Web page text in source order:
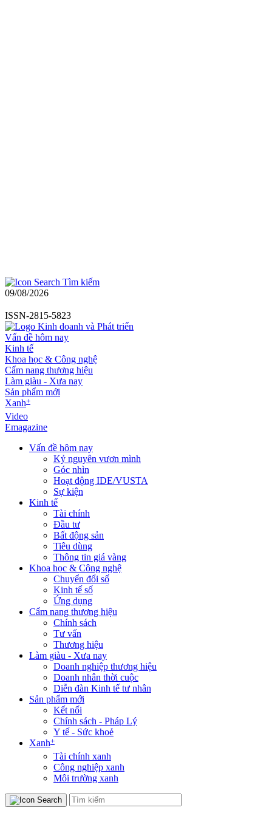
Tìm kiếm
09/08/2026
ISSN-2815-5823
Vấn đề hôm nay
Kinh tế
Khoa học & Công nghệ
Cẩm nang thương hiệu
Làm giàu - Xưa nay
Sản phẩm mới
Xanh+
Video
Emagazine
Vấn đề hôm nay
Kỷ nguyên vươn mình
Góc nhìn
Hoạt động IDE/VUSTA
Sự kiện
Kinh tế
Tài chính
Đầu tư
Bất động sản
Tiêu dùng
Thông tin giá vàng
Khoa học & Công nghệ
Chuyển đổi số
Kinh tế số
Ứng dụng
Cẩm nang thương hiệu
Chính sách
Tư vấn
Thương hiệu
Làm giàu - Xưa nay
Doanh nghiệp thương hiệu
Doanh nhân thời cuộc
Diễn đàn Kinh tế tư nhân
Sản phẩm mới
Kết nối
Chính sách - Pháp Lý
Y tế - Sức khoẻ
Xanh+
Tài chính xanh
Công nghiệp xanh
Môi trường xanh